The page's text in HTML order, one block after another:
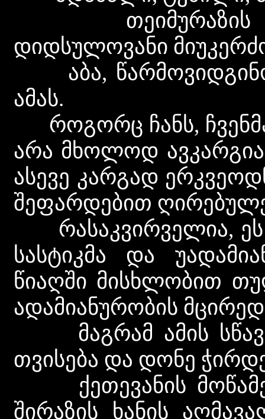
თეიმურაზის ეს
დიდსულოვანი
აბა,
ამას.
როგორც ჩანს,
არა მხოლოდ
ასევე კარგად
შეფარდებით
რასაკვირველია, ეს
სასტიკმა და
წიაღში მისხლობით
ადამიანურობის
მაგრამ ამის
თვისება და დონე
ქეთევანის
შირაზის ხანის